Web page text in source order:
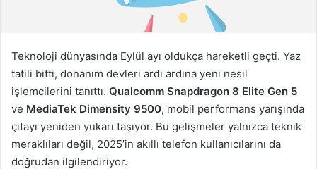
m
e
k
Teknoloji dünyasında Eylül ayı oldukça hareketli geçti. Yaz
tatili bitti, donanım devleri ardı ardına yeni nesil
işlemcilerini tanıttı. Qualcomm Snapdragon 8 Elite Gen 5
ve MediaTek Dimensity 9500, mobil performans yarışında
çıtayı yeniden yukarı taşıyor. Bu gelişmeler yalnızca teknik
meraklıları değil, 2025’in akıllı telefon kullanıcılarını da
doğrudan ilgilendiriyor.